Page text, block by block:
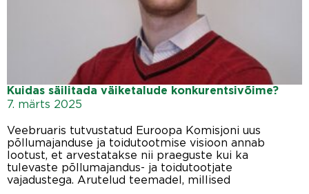
Kuidas säilitada väiketalude konkurentsivõime?
7. märts 2025
Veebruaris tutvustatud Euroopa Komisjoni uus
põllumajanduse ja toidutootmise visioon annab
lootust, et arvestatakse nii praeguste kui ka
tulevaste põllumajandus- ja toidutootjate
vajadustega. Arutelud teemadel, millised